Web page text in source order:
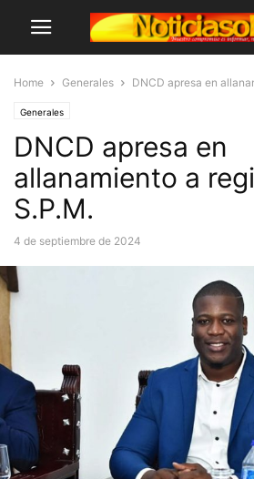
Home Generales DNCD apresa en
Generales
DNCD apresa en
allanamiento a
S.P.M.
4 de septiembre de 2024